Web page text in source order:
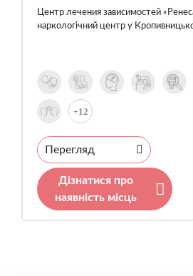
Центр лечения зависимостей
наркологічний центр у
+12
Перегляд
Дізнатися про
наявність місць